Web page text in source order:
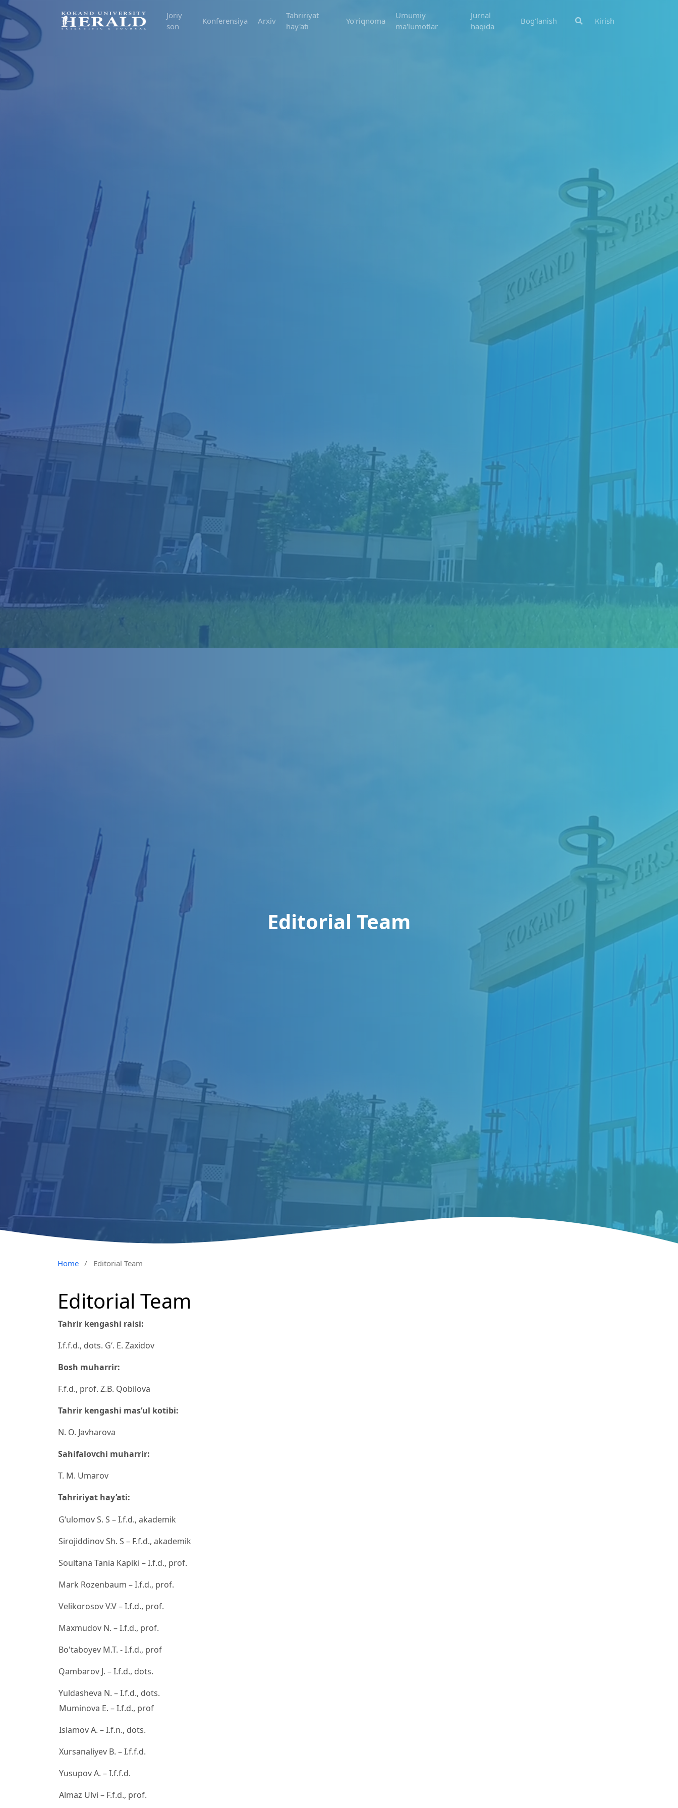
Joriy
son
Konferensiya Arxiv
Tahririyat
hay'ati
Yo'riqnoma
Umumiy
ma'lumotlar
Jurnal
haqida
Bog'lanish Kirish
Editorial Team
Home / Editorial Team
Editorial Team
Tahrir kengashi raisi:
I.f.f.d., dots. G‘. E. Zaxidov
Bosh muharrir:
F.f.d., prof. Z.B. Qobilova
Tahrir kengashi mas’ul kotibi:
N. O. Javharova
Sahifalovchi muharrir:
T. M. Umarov
Tahririyat hay’ati:
Gʻulomov S. S – I.f.d., akademik
Sirojiddinov Sh. S – F.f.d., akademik
Soultana Tania Kapiki – I.f.d., prof.
Mark Rozenbaum – I.f.d., prof.
Velikorosov V.V – I.f.d., prof.
Maxmudov N. – I.f.d., prof.
Bo'taboyev M.T. - I.f.d., prof
Qambarov J. – I.f.d., dots.
Yuldasheva N. – I.f.d., dots.
Muminova E. – I.f.d., prof
Islamov A. – I.f.n., dots.
Xursanaliyev B. – I.f.f.d.
Yusupov A. – I.f.f.d.
Almaz Ulvi – F.f.d., prof.